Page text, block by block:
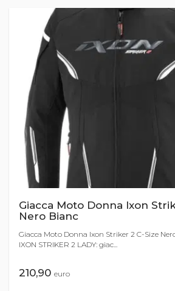
Giacca Moto Donna Ixon
Nero Bianc
Giacca Moto Donna Ixon Striker 2 C-Size
IXON STRIKER 2 LADY: giac...
210,90 euro